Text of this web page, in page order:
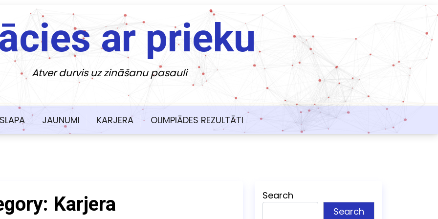
ar prieku
Atver durvis uz zināšanu pasauli
JAUNUMI KARJERA OLIMPIĀDES REZULTĀTI
Karjera
Search
Search